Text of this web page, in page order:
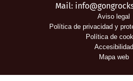
Mail:
Aviso legal
Política de privacidad y
Política de
Accesibilidad
Mapa web